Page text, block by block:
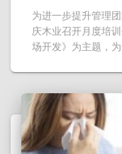
为进一步提升管理
庆木业召开月度培
场开发》为主题，